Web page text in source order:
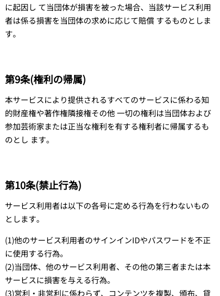
に起因し て当団体が損害を被った場合、当該サービス利用
者は係る損害を当団体の求めに応じて賠償 するものとしま
す。
第9条(権利の帰属)
本サービスにより提供されるすべてのサービスに係わる知
的財産権や著作権隣接権その他 一切の権利は当団体および
参加芸術家または正当な権利を有する権利者に帰属するも
のとし ます。
第10条(禁止行為)
サービス利用者は以下の各号に定める行為を行わないもの
とします。
(1)他のサービス利用者のサインインIDやパスワードを不正
に使用する行為。
(2)当団体、他のサービス利用者、その他の第三者または本
サービスに損害を与える行為。
(3)営利・非営利に係わらず、コンテンツを複製、頒布、貸